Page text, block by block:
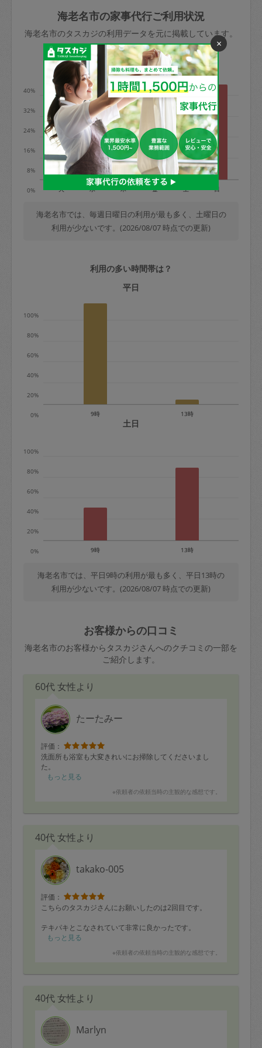
依頼者不在による当日キャンセル＝依頼
金額の100%＋交通費全額
※例：依頼日時／土曜日午前9時開始の場
合、水曜日午前9時以降はキャンセル料が
発生
水曜日9時〜金曜日9時まで＝依頼料金の
50%
金曜日9時～土曜日8時まで＝依頼金額の
100%
土曜日8時〜実施時間＝依頼金額の100%
＋交通費全額
依頼者不在による当日キャンセル＝依頼
金額の100%＋交通費全額
定期契約をキャンセルする場合、毎週定
期は月2回まで隔週定期は月1回までキャ
ンセル料は発生しません。それ以上はキ
※キャンセル料金の設定について：
相当で料金設定されています。
きた場合は損害保険の対象外となるので
ご注意ください。
玉、など
あわせてこちらも参照ください：初めて
利用します。注意しなくてはいけない点
はありますか？
海老名市の家事代行ご利用状況
海老名市のタスカジの利用データを元に掲載しています。
利用の多い曜日は？
0%
8%
16%
24%
32%
40%
火 水 木 金 土 日
海老名市では、毎週日曜日の利用が最も多く、土曜日の
利用が少ないです。(2026/08/07 時点での更新)
利用の多い時間帯は？
平日
0%
20%
40%
60%
80%
100%
9時 13時
土日
0%
20%
40%
60%
80%
100%
9時 13時
海老名市では、平日9時の利用が最も多く、平日13時の
利用が少ないです。(2026/08/07 時点での更新)
お客様からの口コミ
海老名市のお客様からタスカジさんへのクチコミの一部を
ご紹介します。
60代 女性より
たーたみー
評価：
洗面所も浴室も大変きれいにお掃除してくださいまし
た。
もっと見る
※依頼者の依頼当時の主観的な感想です。
40代 女性より
takako-005
評価：
こちらのタスカジさんにお願いしたのは2回目です。
テキパキとこなされていて非常に良かったです。
もっと見る
※依頼者の依頼当時の主観的な感想です。
40代 女性より
Marlyn
×